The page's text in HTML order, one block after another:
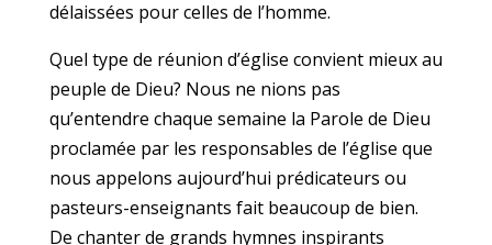
délaissées pour celles de l’homme.
Quel type de réunion d’église convient mieux au
peuple de Dieu? Nous ne nions pas
qu’entendre chaque semaine la Parole de Dieu
proclamée par les responsables de l’église que
nous appelons aujourd’hui prédicateurs ou
pasteurs-enseignants fait beaucoup de bien.
De chanter de grands hymnes inspirants